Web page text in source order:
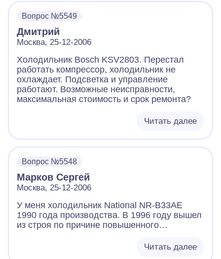
Вопрос №5549
Дмитрий
Москва, 25-12-2006
Холодильник Bosch KSV2803. Перестал
работать компрессор, холодильник не
охлаждает. Подсветка и управление
работают. Возможные неисправности,
максимальная стоимость и срок ремонта?
Читать далее
Вопрос №5548
Марков Сергей
Москва, 25-12-2006
У меня холодильник National NR-B33AE
1990 года производства. В 1996 году вышел
из строя по причине повышенного
работает, но холод отсутствует по причине
Читать далее